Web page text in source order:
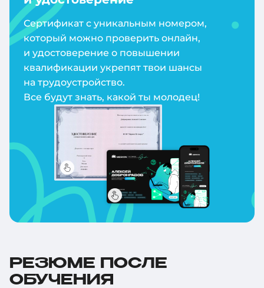
Сертификат с уникальным номером,
который можно проверить онлайн,
и удостоверение о повышении
квалификации укрепят твои шансы
на трудоустройство.
Все будут знать, какой ты молодец!
РЕЗЮМЕ ПОСЛЕ
ОБУЧЕНИЯ